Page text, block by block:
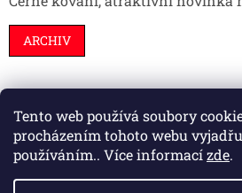
Tento web používá soubory
procházením tohoto webu
používáním.. Více informacízde.
ARCHIV
Stavební pouzdra